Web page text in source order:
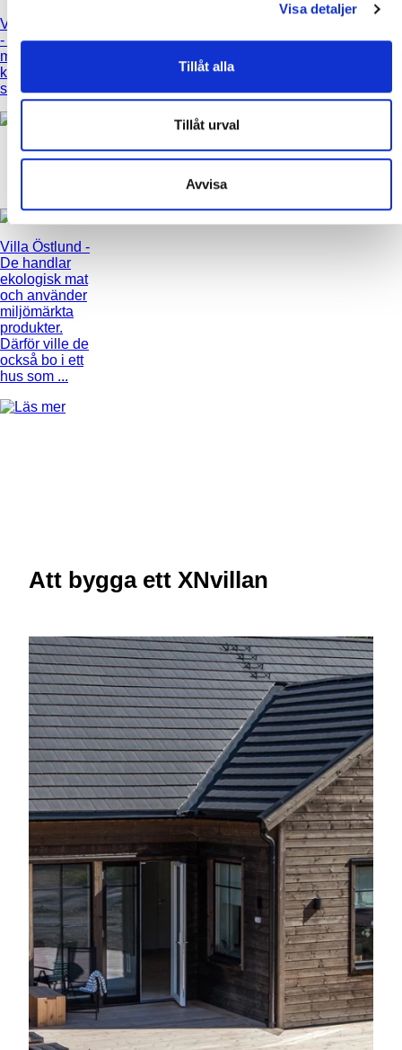
Visa detaljer
Tillåt alla
Tillåt urval
Avvisa
Villa Sterndalen
- 2-plansvilla
med 7 rum och
kök i modern
stil
- Modern 2-
plansvilla med
7 rum och kök.
Prinsudden- Att
något av en
Lars Nordqvist.
Villa Östlund -
De handlar
ekologisk mat
och använder
miljömärkta
produkter.
Därför ville de
också bo i ett
hus som ...
Att bygga ett XNvillan